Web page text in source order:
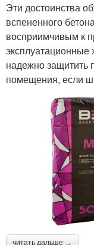
Эти достоинства
вспененного
восприимчивым к
эксплуатационные
надежно защитить
помещения, если
читать дальше →